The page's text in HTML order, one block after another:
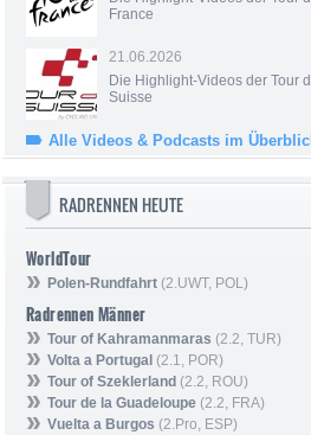
France
21.06.2026
Die Highlight-Videos der Tour
Suisse
Alle Videos & Podcasts im
RADRENNEN HEUTE
WorldTour
Polen-Rundfahrt (2.UWT, POL)
Radrennen Männer
Tour of Kahramanmaras (2.2, TUR)
Volta a Portugal (2.1, POR)
Tour of Szeklerland (2.2, ROU)
Tour de la Guadeloupe (2.2, FRA)
Vuelta a Burgos (2.Pro, ESP)